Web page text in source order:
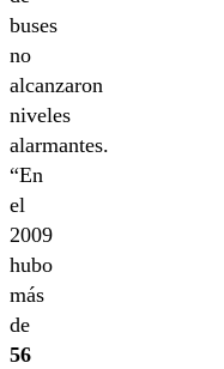
buses
no
alcanzaron
niveles
alarmantes.
“En
el
2009
hubo
más
de
56